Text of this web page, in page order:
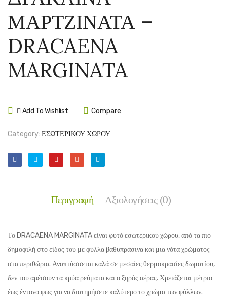
ΜΑΡΤΖΙΝΑΤΑ –
DRACAENA
MARGINATA
Add To Wishlist Compare
Category: ΕΣΩΤΕΡΙΚΟΥ ΧΩΡΟΥ
Περιγραφή Αξιολογήσεις (0)
Το DRACAENA MARGINATA είναι φυτό εσωτερικού χώρου, από τα πιο
δημοφιλή στο είδος του με φύλλα βαθυπράσινα και μια νότα χρώματος
στα περιθώρια. Αναπτύσσεται καλά σε μεσαίες θερμοκρασίες δωματίου,
δεν του αρέσουν τα κρύα ρεύματα και ο ξηρός αέρας. Χρειάζεται μέτριο
έως έντονο φως για να διατηρήσετε καλύτερο το χρώμα των φύλλων.